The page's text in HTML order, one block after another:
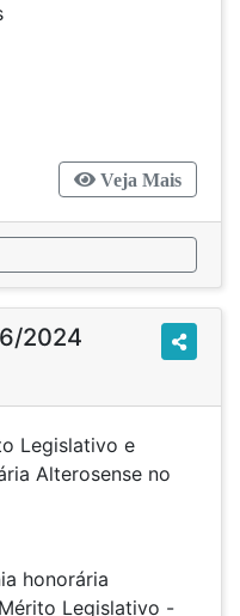
medalhas
Veja Mais
2024
Legislativo e
Alterosense no
honorária
Legislativo -